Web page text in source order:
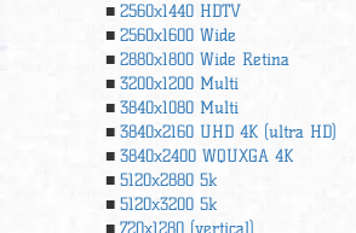
2560x1440 HDTV
2560x1600 Wide
2880x1800 Wide Retina
3200x1200 Multi
3840x1080 Multi
3840x2160 UHD 4К (ultra HD)
3840x2400 WQUXGA 4K
5120x2880 5k
5120x3200 5k
720x1280 (vertical)